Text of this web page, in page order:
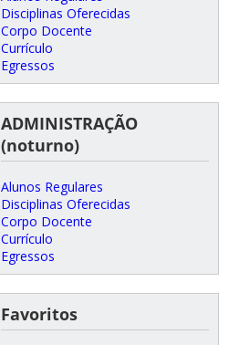
Disciplinas Oferecidas
Corpo Docente
Currículo
Egressos
ADMINISTRAÇÃO
(noturno)
Alunos Regulares
Disciplinas Oferecidas
Corpo Docente
Currículo
Egressos
Favoritos